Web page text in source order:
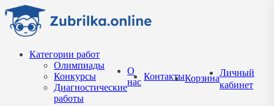
Перейти
содержанию
Категории работ
Олимпиады
Конкурсы
Диагностические
работы
О
нас
КонтактыКорзина
Личный
кабинет